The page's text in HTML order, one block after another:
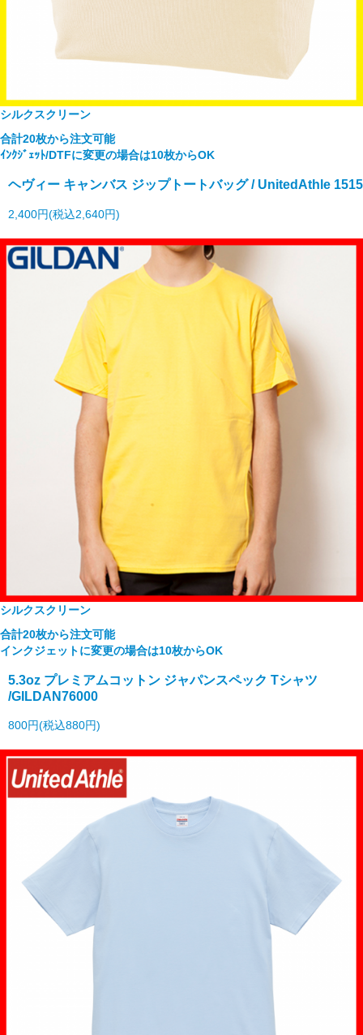
シルクスクリーン
合計20枚から注文可能
ｲﾝｸｼﾞｪｯﾄ/DTFに変更の場合は10枚からOK
ヘヴィー キャンバス ジップトートバッグ / UnitedAthle 1515
2,400円(税込2,640円)
シルクスクリーン
合計20枚から注文可能
インクジェットに変更の場合は10枚からOK
5.3oz プレミアムコットン ジャパンスペック Tシャツ
/GILDAN76000
800円(税込880円)